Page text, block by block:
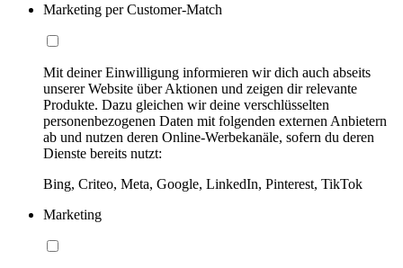
Marketing per Customer-Match
Mit deiner Einwilligung informieren wir dich auch abseits
unserer Website über Aktionen und zeigen dir relevante
Produkte. Dazu gleichen wir deine verschlüsselten
personenbezogenen Daten mit folgenden externen Anbietern
ab und nutzen deren Online-Werbekanäle, sofern du deren
Dienste bereits nutzt:
Bing, Criteo, Meta, Google, LinkedIn, Pinterest, TikTok
Marketing